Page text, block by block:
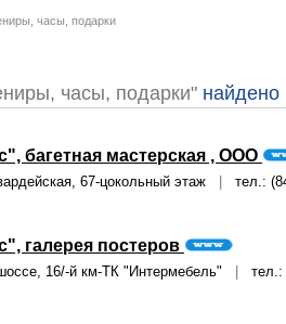
часы, подарки
часы, подарки" найдено
багетная мастерская , ООО
67-цокольный этаж тел.:
галерея постеров
16/-й км-ТК "Интермебель" тел.: